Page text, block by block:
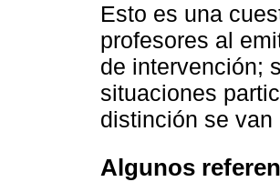
Esto es una
profesores al
de intervención;
situaciones
distinción se
Algunos